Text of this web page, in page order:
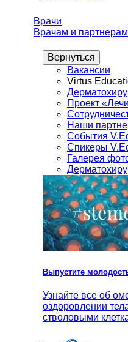
Врачи
Врачам и партнерам
Вернуться
Вакансии
Virtus
Проект
Наши
События
Спикеры
Галерея
Выпустите
Узнайте все об
оздоровлении
стволовыми